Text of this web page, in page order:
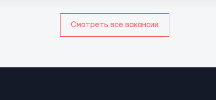
Смотреть все вакансии